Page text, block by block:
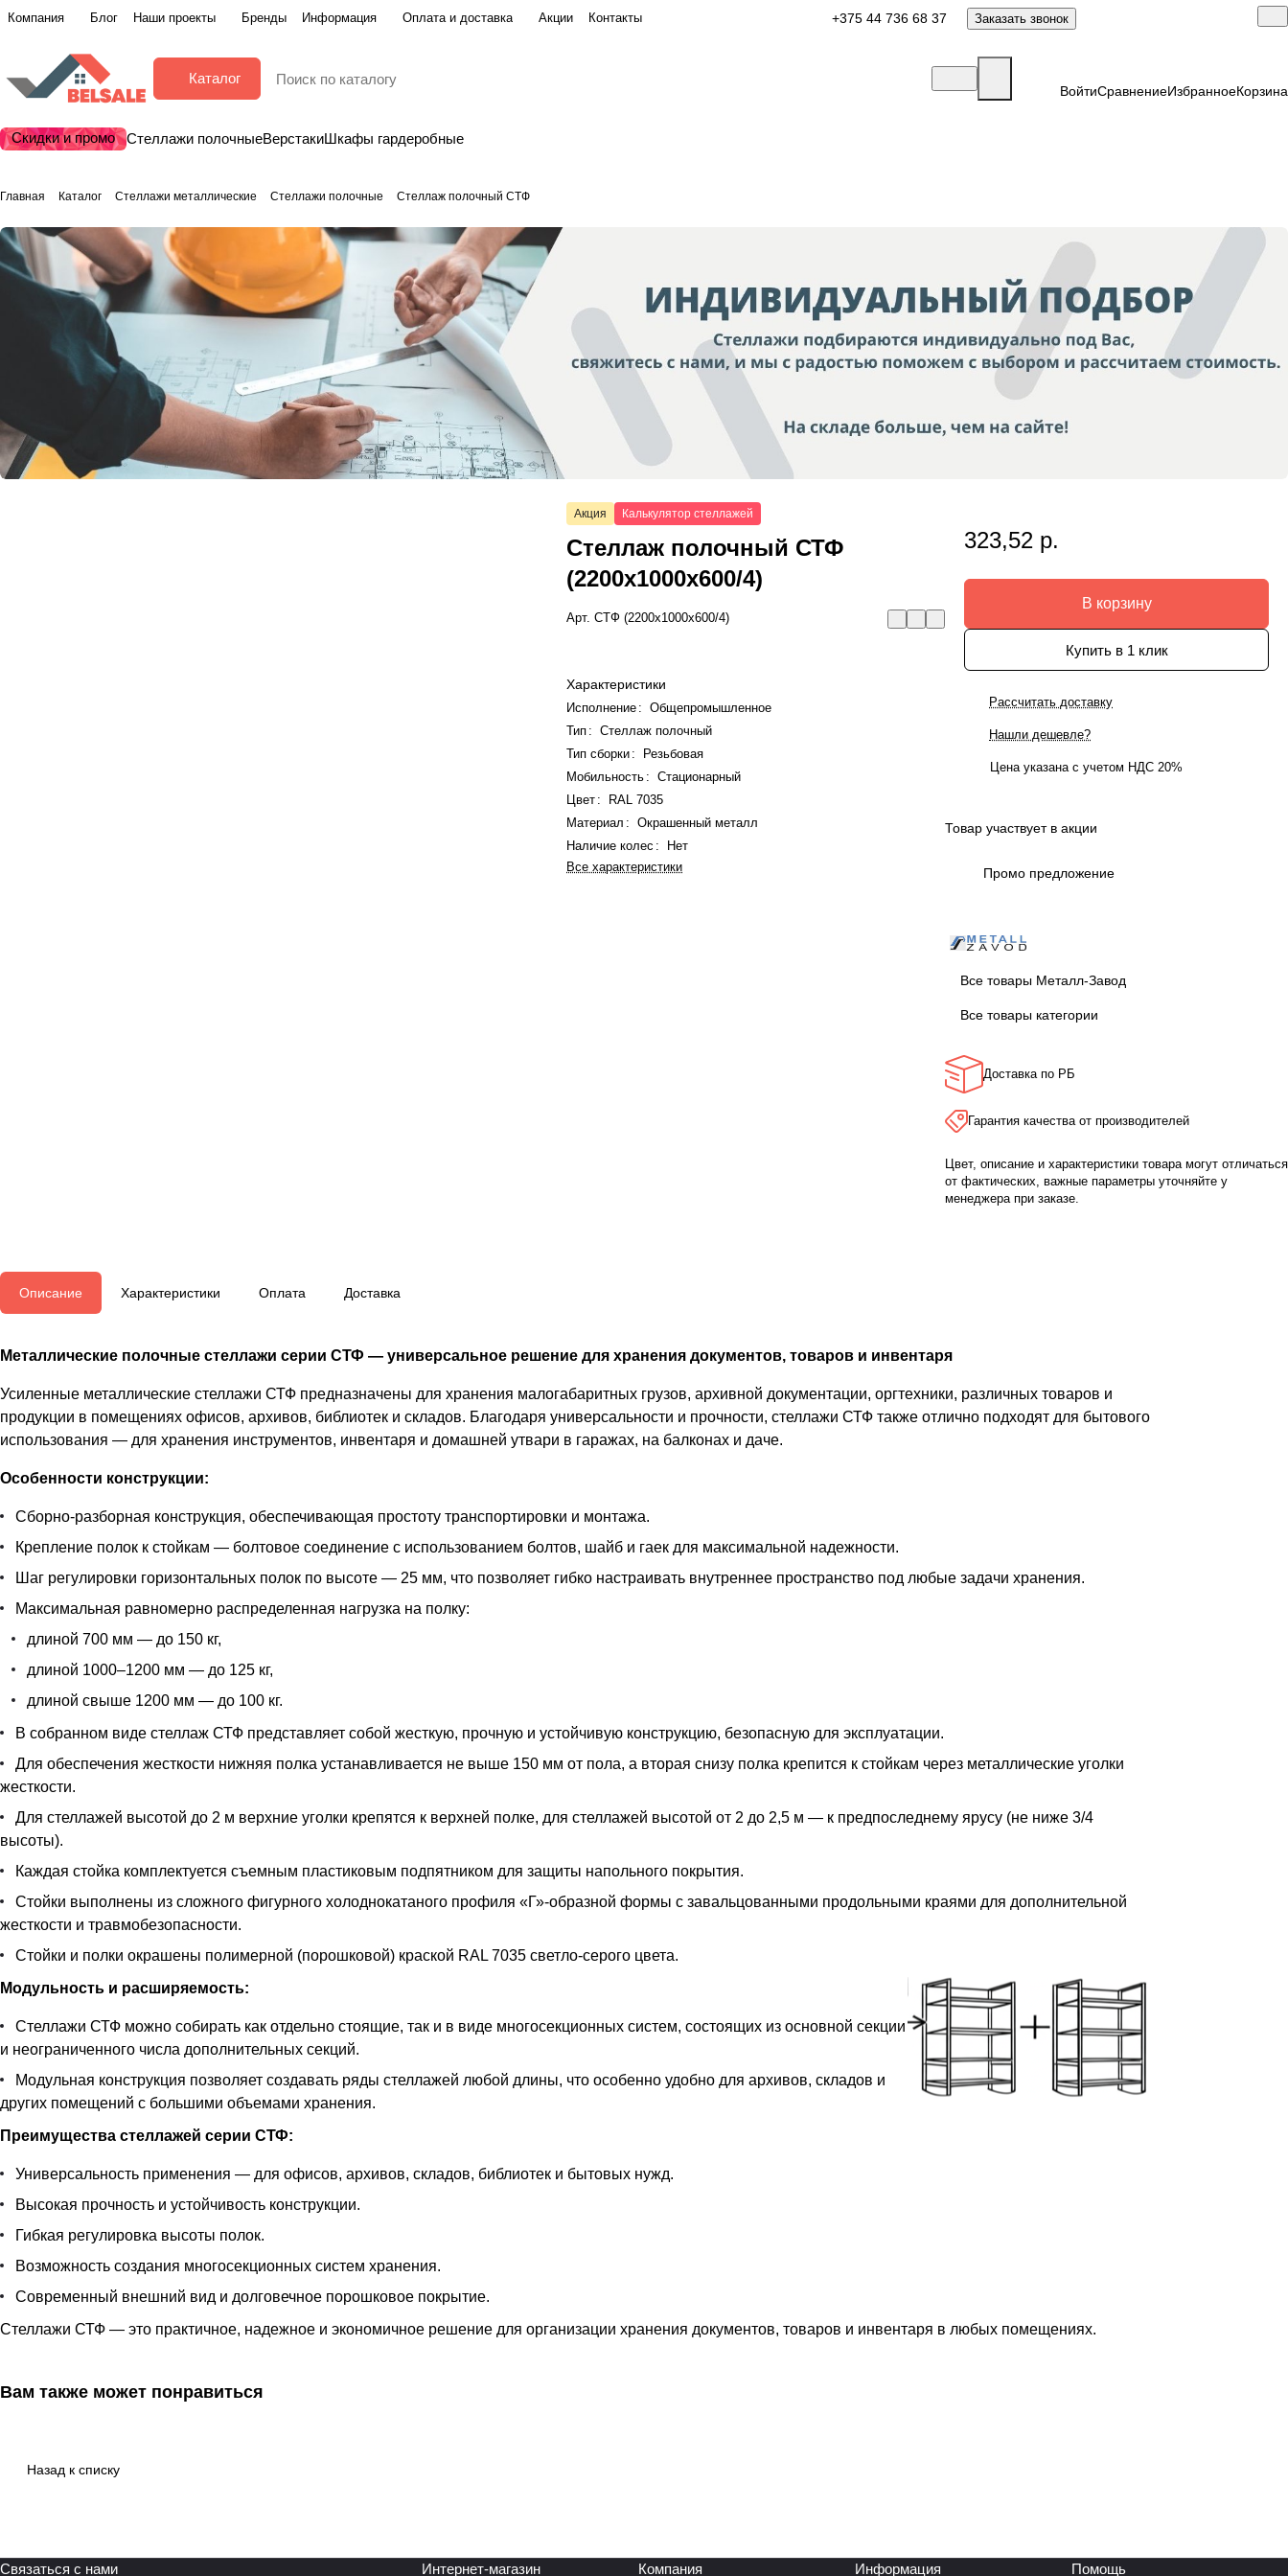
Компания Блог Наши проекты Бренды Информация Оплата и доставка Акции Контакты +375 44 736 68 37 Заказать звонок
Каталог
ВойтиСравнениеИзбранноеКорзина
Скидки и промо Стеллажи полочныеВерстакиШкафы гардеробные
Главная Каталог Стеллажи металлические Стеллажи полочные Стеллаж полочный СТФ
Акция Калькулятор стеллажей
Стеллаж полочный СТФ
(2200x1000x600/4)
Арт.СТФ (2200x1000x600/4)
Характеристики
Исполнение :
Общепромышленное
Тип :
Стеллаж полочный
Тип сборки:
Резьбовая
Мобильность :
Стационарный
Цвет :
RAL 7035
Материал :
Окрашенный металл
Наличие колес :
Нет
Все характеристики
323,52 р.
В корзину
Купить в 1 клик
Рассчитать доставку
Нашли дешевле?
Цена указана с учетом НДС 20%
Товар участвует в акции
Промо предложение
Все товары Металл-Завод
Все товары категории
Доставка по РБ
Гарантия качества от производителей
Цвет, описание и характеристики товара могут отличаться
от фактических, важные параметры уточняйте у
менеджера при заказе.
Описание Характеристики Оплата Доставка
Металлические полочные стеллажи серии СТФ — универсальное решение для хранения документов, товаров и инвентаря
Усиленные металлические стеллажи СТФ предназначены для хранения малогабаритных грузов, архивной документации, оргтехники, различных товаров и
продукции в помещениях офисов, архивов, библиотек и складов. Благодаря универсальности и прочности, стеллажи СТФ также отлично подходят для бытового
использования — для хранения инструментов, инвентаря и домашней утвари в гаражах, на балконах и даче.
Особенности конструкции:
Сборно-разборная конструкция, обеспечивающая простоту транспортировки и монтажа.
Крепление полок к стойкам — болтовое соединение с использованием болтов, шайб и гаек для максимальной надежности.
Шаг регулировки горизонтальных полок по высоте — 25 мм, что позволяет гибко настраивать внутреннее пространство под любые задачи хранения.
Максимальная равномерно распределенная нагрузка на полку:
длиной 700 мм — до 150 кг,
длиной 1000–1200 мм — до 125 кг,
длиной свыше 1200 мм — до 100 кг.
В собранном виде стеллаж СТФ представляет собой жесткую, прочную и устойчивую конструкцию, безопасную для эксплуатации.
Для обеспечения жесткости нижняя полка устанавливается не выше 150 мм от пола, а вторая снизу полка крепится к стойкам через металлические уголки
жесткости.
Для стеллажей высотой до 2 м верхние уголки крепятся к верхней полке, для стеллажей высотой от 2 до 2,5 м — к предпоследнему ярусу (не ниже 3/4
высоты).
Каждая стойка комплектуется съемным пластиковым подпятником для защиты напольного покрытия.
Стойки выполнены из сложного фигурного холоднокатаного профиля «Г»-образной формы с завальцованными продольными краями для дополнительной
жесткости и травмобезопасности.
Стойки и полки окрашены полимерной (порошковой) краской RAL 7035 светло-серого цвета.
Модульность и расширяемость:
Стеллажи СТФ можно собирать как отдельно стоящие, так и в виде многосекционных систем, состоящих из основной секции
и неограниченного числа дополнительных секций.
Модульная конструкция позволяет создавать ряды стеллажей любой длины, что особенно удобно для архивов, складов и
других помещений с большими объемами хранения.
Преимущества стеллажей серии СТФ:
Универсальность применения — для офисов, архивов, складов, библиотек и бытовых нужд.
Высокая прочность и устойчивость конструкции.
Гибкая регулировка высоты полок.
Возможность создания многосекционных систем хранения.
Современный внешний вид и долговечное порошковое покрытие.
Стеллажи СТФ — это практичное, надежное и экономичное решение для организации хранения документов, товаров и инвентаря в любых помещениях.
Вам также может понравиться
Назад к списку
Связаться с нами Интернет-магазин Компания Информация Помощь